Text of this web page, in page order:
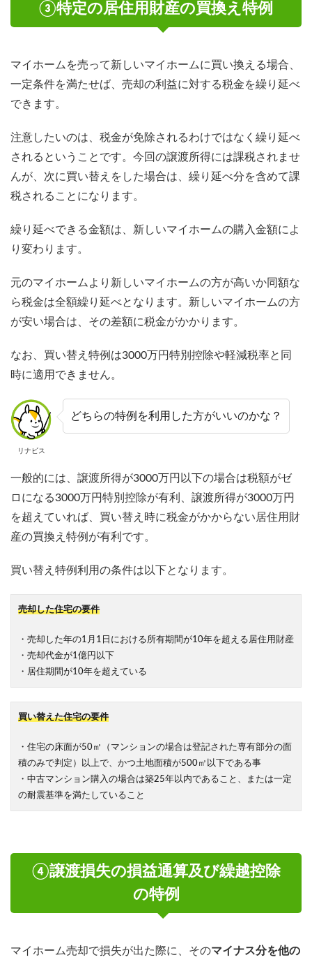
③特定の居住用財産の買換え特例
マイホームを売って新しいマイホームに買い換える場合、
一定条件を満たせば、売却の利益に対する税金を繰り延べ
できます。
注意したいのは、税金が免除されるわけではなく繰り延べ
されるということです。今回の譲渡所得には課税されませ
んが、次に買い替えをした場合は、繰り延べ分を含めて課
税されることになります。
繰り延べできる金額は、新しいマイホームの購入金額によ
り変わります。
元のマイホームより新しいマイホームの方が高いか同額な
ら税金は全額繰り延べとなります。新しいマイホームの方
が安い場合は、その差額に税金がかかります。
なお、買い替え特例は3000万円特別控除や軽減税率と同
時に適用できません。
リナビス
どちらの特例を利用した方がいいのかな？
一般的には、譲渡所得が3000万円以下の場合は税額がゼ
ロになる3000万円特別控除が有利、譲渡所得が3000万円
を超えていれば、買い替え時に税金がかからない居住用財
産の買換え特例が有利です。
買い替え特例利用の条件は以下となります。
売却した住宅の要件
・売却した年の1月1日における所有期間が10年を超える居住用財産
・売却代金が1億円以下
・居住期間が10年を超えている
買い替えた住宅の要件
・住宅の床面が50㎡（マンションの場合は登記された専有部分の面
積のみで判定）以上で、かつ土地面積が500㎡以下である事
・中古マンション購入の場合は築25年以内であること、または一定
の耐震基準を満たしていること
④譲渡損失の損益通算及び繰越控除
の特例
マイホーム売却で損失が出た際に、そのマイナス分を他の